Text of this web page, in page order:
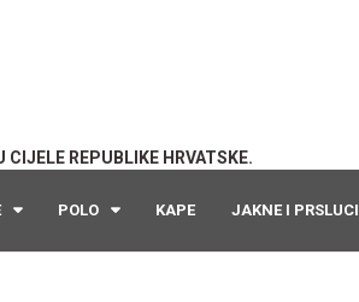
REPUBLIKE HRVATSKE.
POLO KAPE JAKNE I PRSLUCI